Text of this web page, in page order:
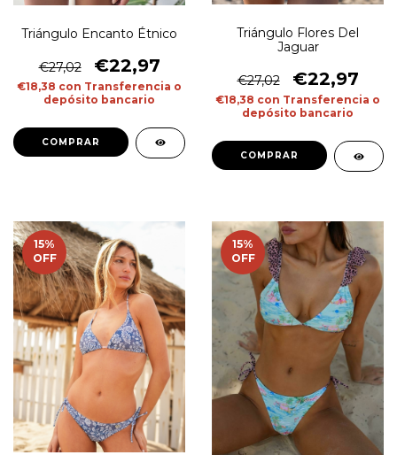
Triángulo Encanto Étnico
€27,02 €22,97
€18,38 con Transferencia o
depósito bancario
COMPRAR
Triángulo Flores Del
Jaguar
€27,02 €22,97
€18,38 con Transferencia o
depósito bancario
COMPRAR
15%
OFF
15%
OFF